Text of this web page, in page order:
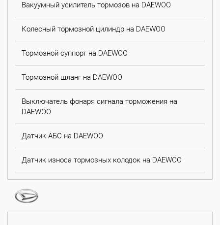
Вакуумный усилитель тормозов на DAEWOO
Колесный тормозной цилиндр на DAEWOO
Тормозной суппорт на DAEWOO
Тормозной шланг на DAEWOO
Выключатель фонаря сигнала торможения на
DAEWOO
Датчик АБС на DAEWOO
Датчик износа тормозных колодок на DAEWOO